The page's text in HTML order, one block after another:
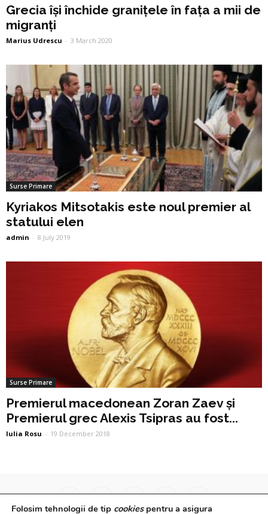
Grecia își închide granițele în fața a mii de
migranți
Marius Udrescu - 3 March 2020
Surse Primare
Kyriakos Mitsotakis este noul premier al
statului elen
admin - 8 July 2019
Surse Primare
Premierul macedonean Zoran Zaev și
Premierul grec Alexis Tsipras au fost...
Iulia Rosu - 19 December 2018
Folosim tehnologii de tip cookiespentru a asigura